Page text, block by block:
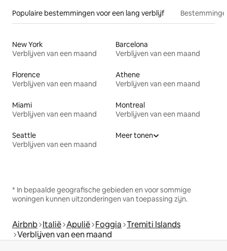
Populaire bestemmingen voor een lang verblijf
New York
Verblijven van een maand
Barcelona
Verblijven van een maand
Florence
Verblijven van een maand
Athene
Verblijven van een maand
Miami
Verblijven van een maand
Montreal
Verblijven van een maand
Seattle
Verblijven van een maand
Meer tonen
* In bepaalde geografische gebieden en voor sommige
woningen kunnen uitzonderingen van toepassing zijn.
Airbnb Italië Apulië Foggia Tremiti Islands
Verblijven van een maand